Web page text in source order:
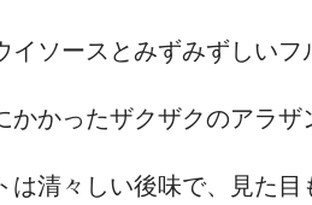
イソースとみずみずしいフ
かかったザクザクのアラ
は清々しい後味で、見た